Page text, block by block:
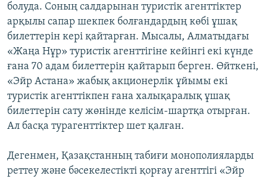
Русский
ЖАЗЫЛЫҢЫЗ
Басқа тілдерде
болуда. Соның салдарынан туристік агенттіктер
арқылы сапар шекпек болғандардың көбі ұшақ
билеттерін кері қайтарған. Мысалы, Алматыдағы
«Жаңа Нұр» туристік агенттігіне кейінгі екі күнде
ғана 70 адам билеттерін қайтарып берген. Өйткені,
«Эйр Астана» жабық акционерлік ұйымы екі
туристік агенттікпен ғана халықаралық ұшақ
билеттерін сату жөнінде келісім-шартқа отырған.
Ал басқа турагенттіктер шет қалған.
Дегенмен, Қазақстанның табиғи монополияларды
реттеу және бәсекелестікті қорғау агенттігі «Эйр